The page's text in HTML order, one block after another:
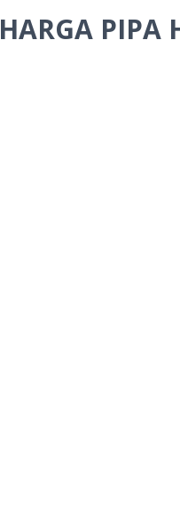
HARGA PIPA